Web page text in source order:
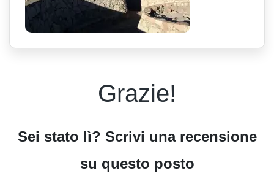
Grazie!
Sei stato lì? Scrivi una recensione
su questo posto